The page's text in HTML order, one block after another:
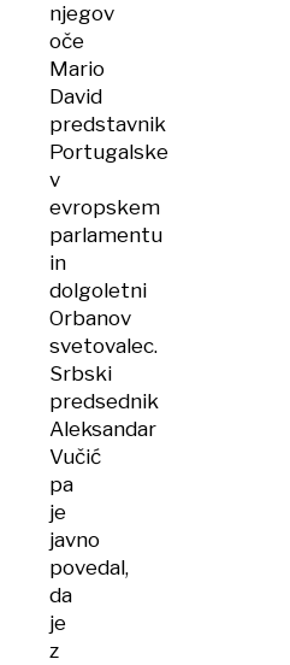
njegov
oče
Mario
David
predstavnik
Portugalske
v
evropskem
parlamentu
in
dolgoletni
Orbanov
svetovalec.
Srbski
predsednik
Aleksandar
Vučić
pa
je
javno
povedal,
da
je
z